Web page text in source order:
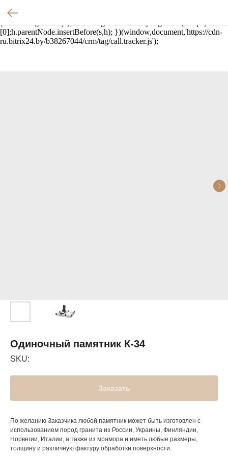
s=d.createElement('script');s.async=true;s.src=u+'?'+
[0];h.parentNode.insertBefore(s,h); })(window,document,'https://cdn-
ru.bitrix24.by/b38267044/crm/tag/call.tracker.js');
Одиночный памятник К-34
SKU:
Заказать
По желанию Заказчика любой памятник может быть изготовлен с
использованием пород гранита из России, Украины, Финляндии,
Норвегии, Италии, а также из мрамора и иметь любые размеры,
толщину и различную фактуру обработки поверхности.